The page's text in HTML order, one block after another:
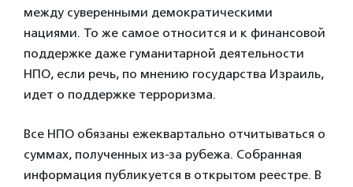
между суверенными демократическими
нациями. То же самое относится и к финансовой
поддержке даже гуманитарной деятельности
НПО, если речь, по мнению государства Израиль,
идет о поддержке терроризма.
Все НПО обязаны ежеквартально отчитываться о
суммах, полученных из-за рубежа. Собранная
информация публикуется в открытом реестре. В